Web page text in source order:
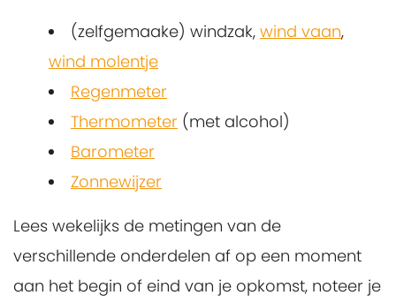
(zelfgemaake) windzak, wind vaan,
wind molentje
Regenmeter
Thermometer (met alcohol)
Barometer
Zonnewijzer
Lees wekelijks de metingen van de
verschillende onderdelen af op een moment
aan het begin of eind van je opkomst, noteer je